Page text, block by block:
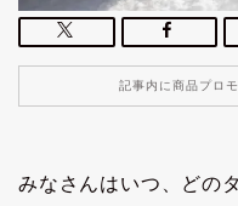
記事内に商品プロ
みなさんはいつ、どの